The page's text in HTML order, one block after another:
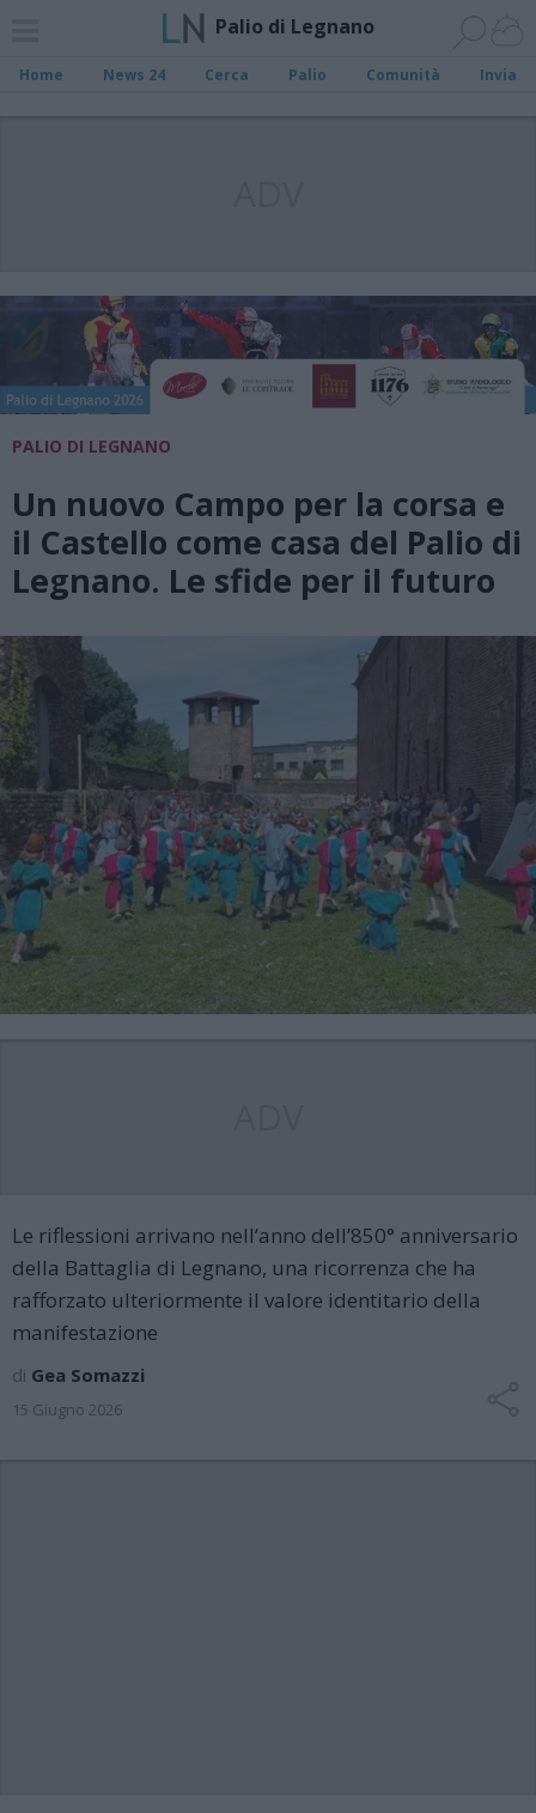
Palio di Legnano
Home News 24 Cerca Palio Comunità Invia
PALIO DI LEGNANO
Un nuovo Campo per la corsa e
il Castello come casa del Palio di
Legnano. Le sfide per il futuro
Le riflessioni arrivano nell’anno dell’850° anniversario
della Battaglia di Legnano, una ricorrenza che ha
rafforzato ulteriormente il valore identitario della
manifestazione
di Gea Somazzi
15 Giugno 2026